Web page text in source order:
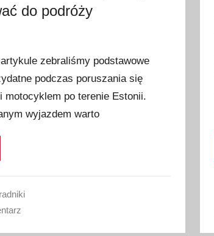
do podróży
zebraliśmy podstawowe
podczas poruszania się
motocyklem po terenie Estonii.
wyjazdem warto